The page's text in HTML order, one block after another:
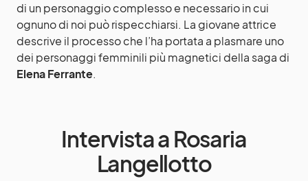
di un personaggio complesso e necessario in cui
ognuno di noi può rispecchiarsi. La giovane attrice
descrive il processo che l’ha portata a plasmare uno
dei personaggi femminili più magnetici della saga di
Elena Ferrante.
Intervista a Rosaria
Langellotto